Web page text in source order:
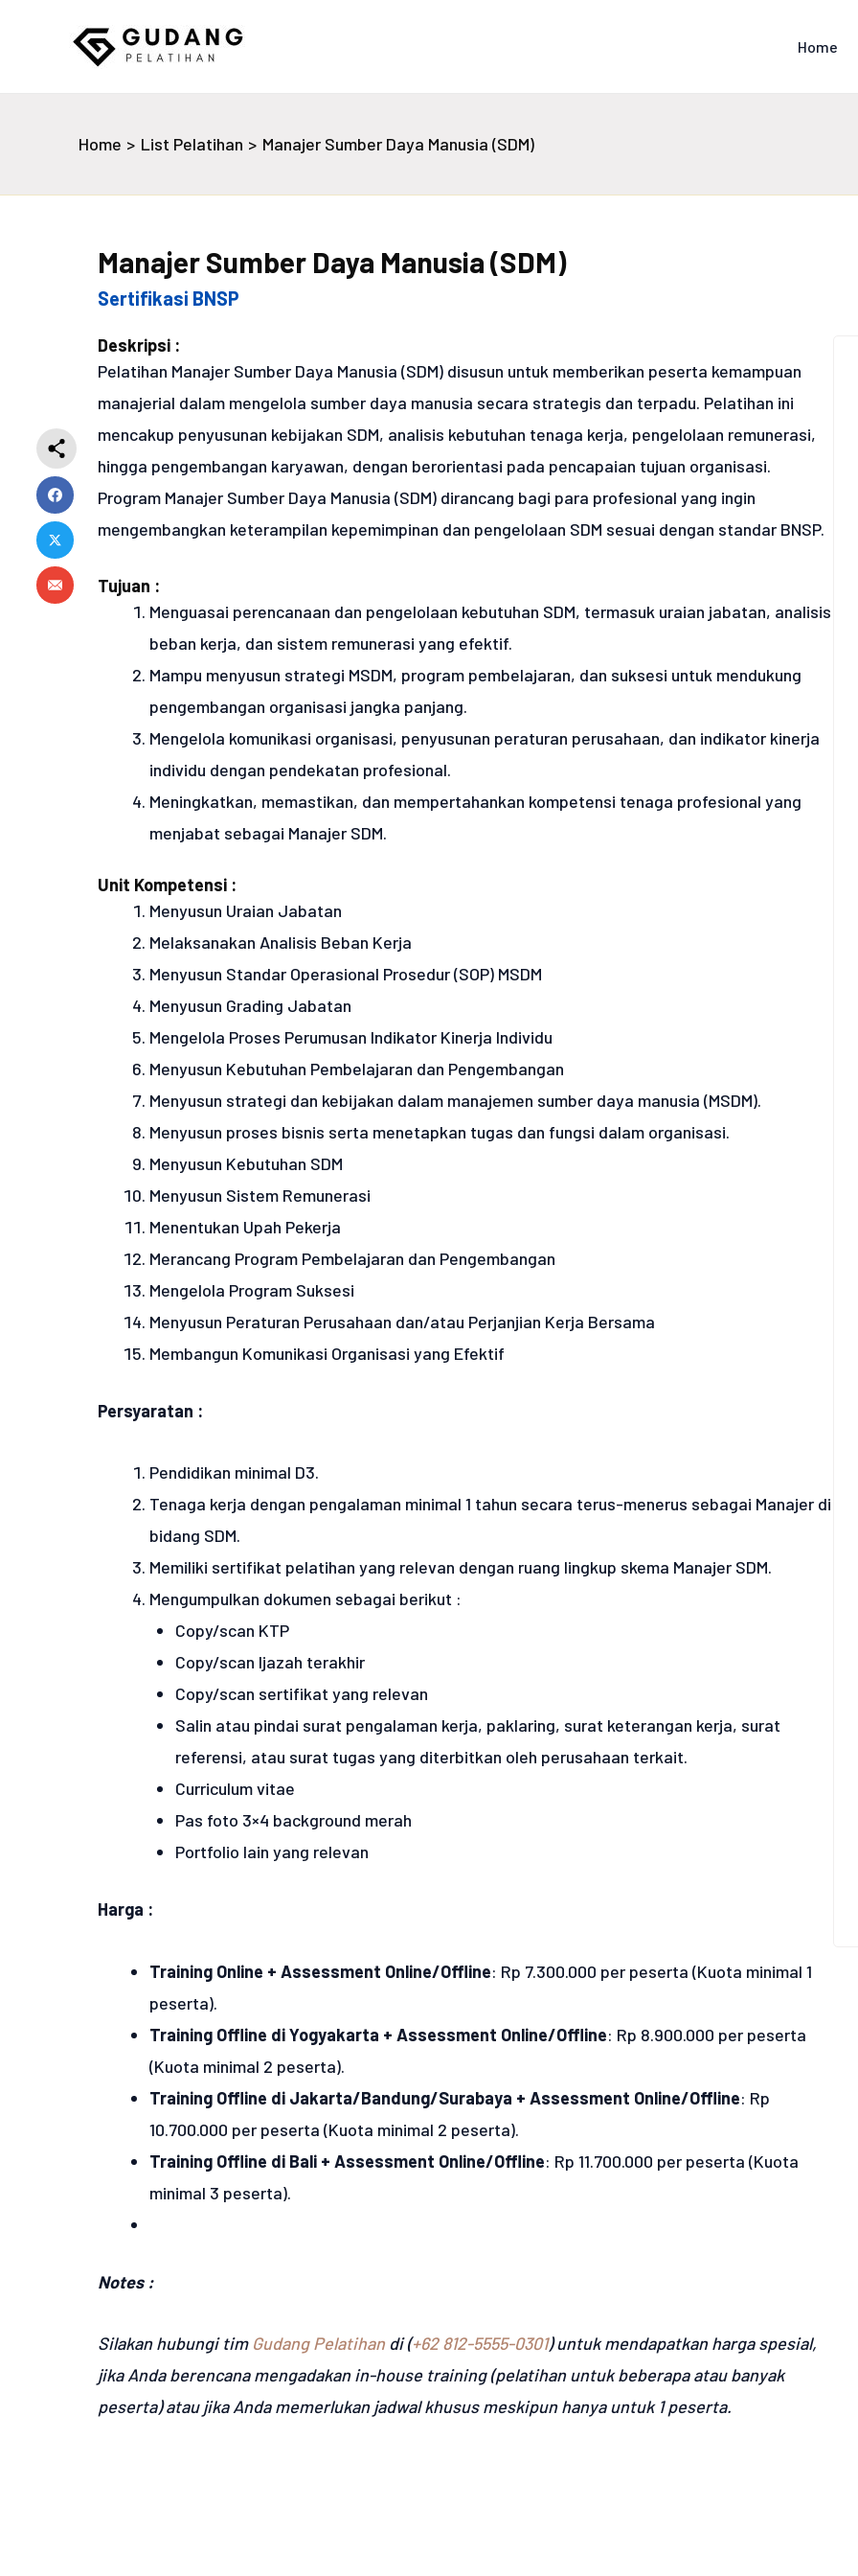
Home
Home List Pelatihan Manajer Sumber Daya Manusia (SDM)
Manajer Sumber Daya Manusia (SDM)
Sertifikasi BNSP
Deskripsi :
Pelatihan Manajer Sumber Daya Manusia (SDM) disusun untuk memberikan peserta kemampuan
manajerial dalam mengelola sumber daya manusia secara strategis dan terpadu. Pelatihan ini
mencakup penyusunan kebijakan SDM, analisis kebutuhan tenaga kerja, pengelolaan remunerasi,
hingga pengembangan karyawan, dengan berorientasi pada pencapaian tujuan organisasi.
Program Manajer Sumber Daya Manusia (SDM) dirancang bagi para profesional yang ingin
mengembangkan keterampilan kepemimpinan dan pengelolaan SDM sesuai dengan standar BNSP.
Tujuan :
Menguasai perencanaan dan pengelolaan kebutuhan SDM, termasuk uraian jabatan, analisis
beban kerja, dan sistem remunerasi yang efektif.
Mampu menyusun strategi MSDM, program pembelajaran, dan suksesi untuk mendukung
pengembangan organisasi jangka panjang.
Mengelola komunikasi organisasi, penyusunan peraturan perusahaan, dan indikator kinerja
individu dengan pendekatan profesional.
Meningkatkan, memastikan, dan mempertahankan kompetensi tenaga profesional yang
menjabat sebagai Manajer SDM.
Unit Kompetensi :
Menyusun Uraian Jabatan
Melaksanakan Analisis Beban Kerja
Menyusun Standar Operasional Prosedur (SOP) MSDM
Menyusun Grading Jabatan
Mengelola Proses Perumusan Indikator Kinerja Individu
Menyusun Kebutuhan Pembelajaran dan Pengembangan
Menyusun strategi dan kebijakan dalam manajemen sumber daya manusia (MSDM).
Menyusun proses bisnis serta menetapkan tugas dan fungsi dalam organisasi.
Menyusun Kebutuhan SDM
Menyusun Sistem Remunerasi
Menentukan Upah Pekerja
Merancang Program Pembelajaran dan Pengembangan
Mengelola Program Suksesi
Menyusun Peraturan Perusahaan dan/atau Perjanjian Kerja Bersama
Membangun Komunikasi Organisasi yang Efektif
Persyaratan :
Pendidikan minimal D3.
Tenaga kerja dengan pengalaman minimal 1 tahun secara terus-menerus sebagai Manajer di
bidang SDM.
Memiliki sertifikat pelatihan yang relevan dengan ruang lingkup skema Manajer SDM.
Mengumpulkan dokumen sebagai berikut :
Copy/scan KTP
Copy/scan Ijazah terakhir
Copy/scan sertifikat yang relevan
Salin atau pindai surat pengalaman kerja, paklaring, surat keterangan kerja, surat
referensi, atau surat tugas yang diterbitkan oleh perusahaan terkait.
Curriculum vitae
Pas foto 3×4 background merah
Portfolio lain yang relevan
Harga :
Training Online + Assessment Online/Offline: Rp 7.300.000 per peserta (Kuota minimal 1
peserta).
Training Offline di Yogyakarta + Assessment Online/Offline: Rp 8.900.000 per peserta
(Kuota minimal 2 peserta).
Training Offline di Jakarta/Bandung/Surabaya + Assessment Online/Offline: Rp
10.700.000 per peserta (Kuota minimal 2 peserta).
Training Offline di Bali + Assessment Online/Offline: Rp 11.700.000 per peserta (Kuota
minimal 3 peserta).
Notes :
Silakan hubungi tim Gudang Pelatihan di (+62 812-5555-0301) untuk mendapatkan harga spesial,
jika Anda berencana mengadakan in-house training (pelatihan untuk beberapa atau banyak
peserta) atau jika Anda memerlukan jadwal khusus meskipun hanya untuk 1 peserta.